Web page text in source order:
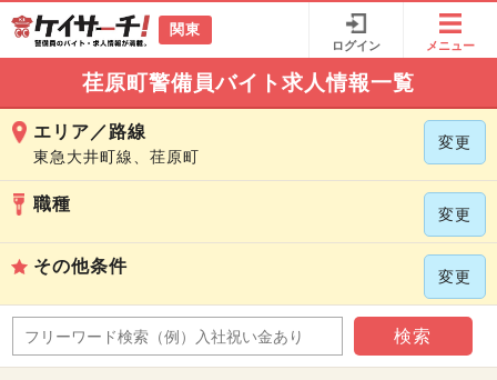
関東
ログイン メニュー
荏原町警備員バイト求人情報一覧
エリア／路線
東急大井町線、荏原町
変更
職種
変更
その他条件
変更
検索